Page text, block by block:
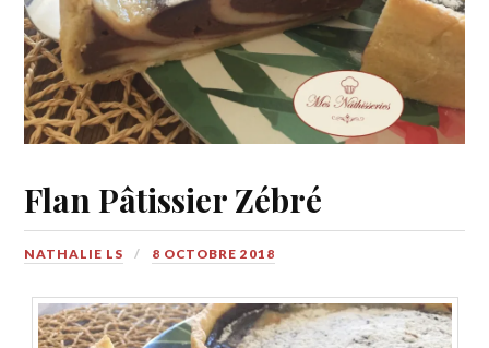
Flan Pâtissier Zébré
NATHALIE LS 8 OCTOBRE 2018